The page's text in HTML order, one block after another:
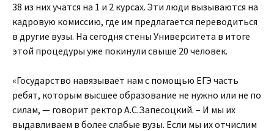
38 из них учатся на 1 и 2 курсах. Эти люди вызываются на
кадровую комиссию, где им предлагается переводиться
в другие вузы. На сегодня стены Университета в итоге
этой процедуры уже покинули свыше 20 человек.
«Государство навязывает нам с помощью ЕГЭ часть
ребят, которым высшее образование не нужно или не по
силам, — говорит ректор А.С.Запесоцкий. – И мы их
выдавливаем в более слабые вузы. Если мы их отчислим